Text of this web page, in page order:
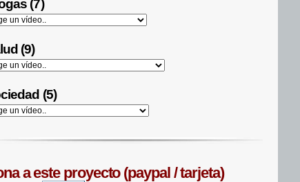
(7)
(9)
(5)
a este proyecto (paypal / tarjeta)